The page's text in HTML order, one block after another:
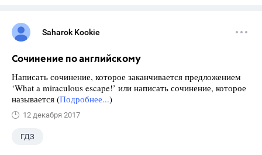
Saharok Kookie
Сочинение по английскому
Написать сочинение, которое заканчивается предложением
‘What a miraculous escape!’ или написать сочинение, которое
называется (Подробнее...)
12 декабря 2017
ГДЗ